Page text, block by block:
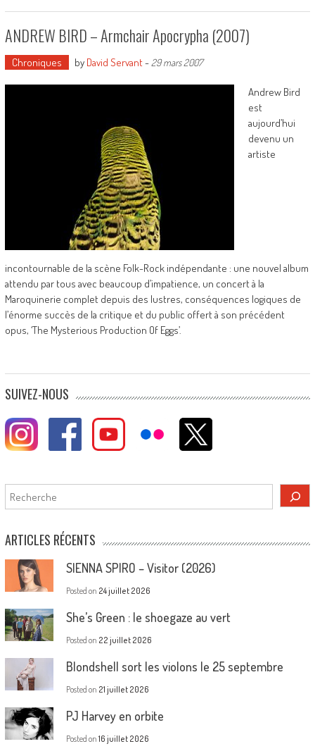
ANDREW BIRD – Armchair Apocrypha (2007)
Chroniques by David Servant- 29 mars 2007
Andrew Bird
est
aujourd’hui
devenu un
artiste
incontournable de la scène Folk-Rock indépendante : une nouvel album
attendu par tous avec beaucoup d’impatience, un concert à la
Maroquinerie complet depuis des lustres, conséquences logiques de
l’énorme succès de la critique et du public offert à son précédent
opus, ‘The Mysterious Production Of Eggs’.
SUIVEZ-NOUS
Rechercher
ARTICLES RÉCENTS
SIENNA SPIRO – Visitor (2026)
Posted on 24 juillet 2026
She’s Green : le shoegaze au vert
Posted on 22 juillet 2026
Blondshell sort les violons le 25 septembre
Posted on 21 juillet 2026
PJ Harvey en orbite
Posted on 16 juillet 2026